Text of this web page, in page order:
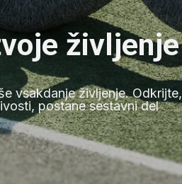
življenje
vsakdanje življenje. Odkrijte,
postane sestavni del